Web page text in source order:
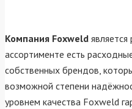
Компания Foxweld
ассортименте есть
собственных брендов,
возможной степени
уровнем качества Foxweld